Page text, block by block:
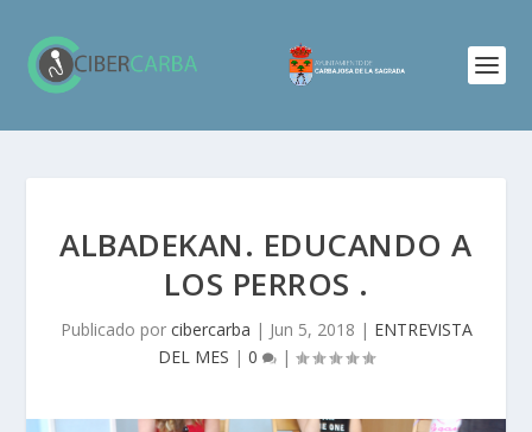
ALBADEKAN. EDUCANDO A
LOS PERROS .
Publicado por cibercarba | Jun 5, 2018 | ENTREVISTA
DEL MES | 0 |